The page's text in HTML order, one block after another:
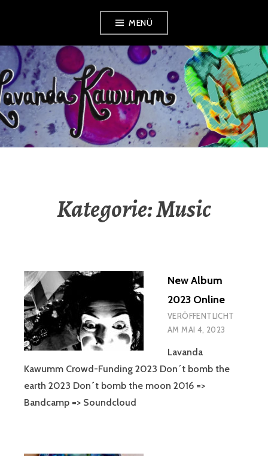
springen
MENÜ
LAVANDA
KAWUMM
Kategorie:Music
New Album
2023 Online
VERÖFFENTLICHT
AMMAI 4, 2023
Lavanda
Kawumm Crowd-Funding 2023 Don´t bomb the
earth 2023 Don´t bomb the moon 2016 =>
Bandcamp => Soundcloud